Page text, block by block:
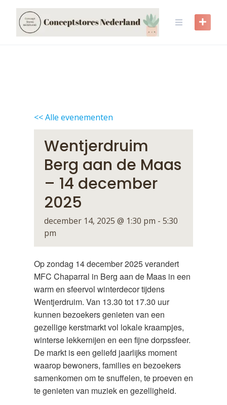
content
<< Alle evenementen
Wentjerdruim
Berg aan de Maas
– 14 december
2025
december 14, 2025 @ 1:30 pm - 5:30
pm
Op zondag 14 december 2025 verandert
MFC Chaparral in Berg aan de Maas in een
warm en sfeervol winterdecor tijdens
Wentjerdruim. Van 13.30 tot 17.30 uur
kunnen bezoekers genieten van een
gezellige kerstmarkt vol lokale kraampjes,
winterse lekkernijen en een fijne dorpssfeer.
De markt is een geliefd jaarlijks moment
waarop bewoners, families en bezoekers
samenkomen om te snuffelen, te proeven en
te genieten van muziek en gezelligheid.